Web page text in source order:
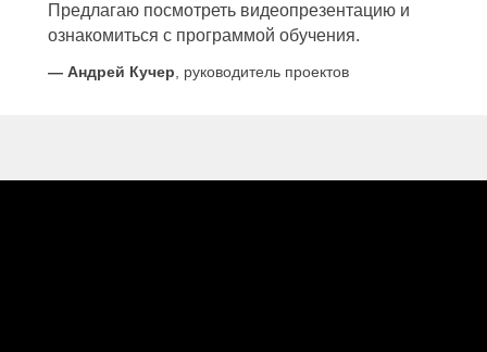
Предлагаю посмотреть видеопрезентацию и
ознакомиться с программой обучения.
— Андрей Кучер , руководитель проектов